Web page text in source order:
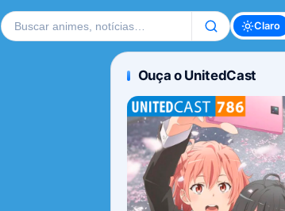
Buscar no site Claro
Ouça o UnitedCast